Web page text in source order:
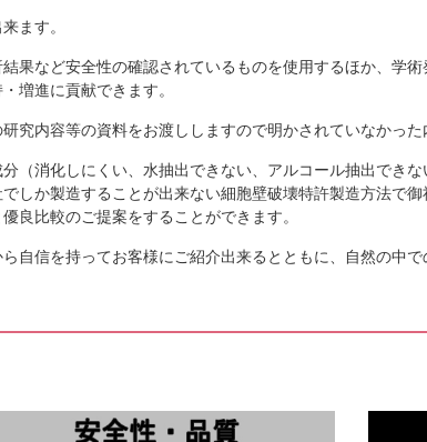
す。住職から心強いお
明けましておめでとうございます。本年も
県信濃町にある行善寺さんに弊社の所蔵
を展示させていただきましたので社員全員
ます。
果など安全性の確認されているものを使用するほか、学
増進に貢献できます。
究内容等の資料をお渡ししますので明かされていなかった
（消化しにくい、水抽出できない、アルコール抽出でき
しか製造することが出来ない細胞壁破壊特許製造方法で
良比較のご提案をすることができます。
自信を持ってお客様にご紹介出来るとともに、自然の中